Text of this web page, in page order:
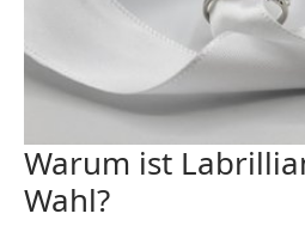
Warum ist
Wahl?